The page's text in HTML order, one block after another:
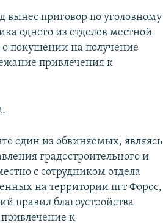
вынес приговор по уголовному
одного из отделов местной
о покушении на получение
привлечения к
один из обвиняемых, являясь
градостроительного и
с сотрудником отдела
на территории пгт Форос,
правил благоустройства
к